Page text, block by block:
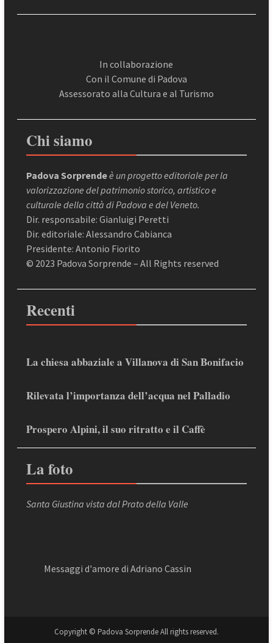
In collaborazione
Con il Comune di Padova
Assessorato alla Cultura e al Turismo
Chi siamo
Padova Sorprendeè un progetto editoriale per la
valorizzazione del patrimonio storico, artistico e
culturale della città di Padova e del Veneto.
Dir. responsabile: Gianluigi Peretti
Dir. editoriale: Alessandro Cabianca
Presidente: Antonio Fiorito
© 2023 Padova Sorprende – All Rights reserved
Recenti
La chiesa abbaziale a Villanova di San Bonifacio
Rilevata l’importanza dell’acqua nel Palladio
Prospero Alpini, il suo ritratto e il Caffè
La foto
Santa Giustina vista dal Prato della Valle
Messaggi d'amore di Adriano Cassin
Copyright © Padova Sorprende All rights reserved.